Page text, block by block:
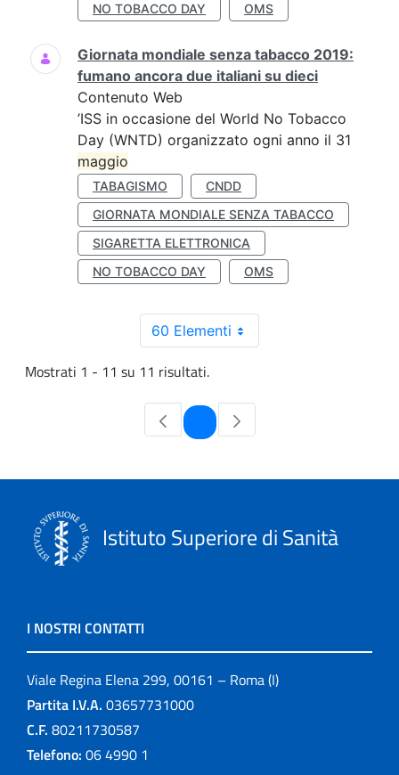
NO TOBACCO DAY
OMS
Giornata mondiale senza tabacco 2019:
fumano ancora due italiani su dieci
Contenuto Web
’ISS in occasione del World No Tobacco
Day (WNTD) organizzato ogni anno il 31
maggio
TABAGISMO
CNDD
GIORNATA MONDIALE SENZA TABACCO
SIGARETTA ELETTRONICA
NO TOBACCO DAY
OMS
60 Elementi
Mostrati 1 - 11 su 11 risultati.
Pagina
Istituto Superiore di Sanità
I NOSTRI CONTATTI
Viale Regina Elena 299, 00161 – Roma (I)
Partita I.V.A. 03657731000
C.F. 80211730587
Telefono: 06 4990 1